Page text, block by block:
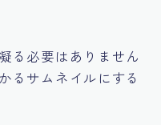
る必要はありません
るサムネイルにする